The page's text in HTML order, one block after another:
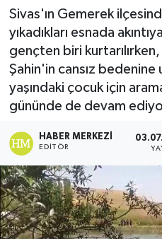
Sivas'ın Gemerek
yıkadıkları esnada
gençten biri
Şahin'in cansız bedenine
yaşındaki çocuk için
gününde de devam
HABER MERKEZI
EDITÖR
Son Dakika Haberleri
Haber Arşivi